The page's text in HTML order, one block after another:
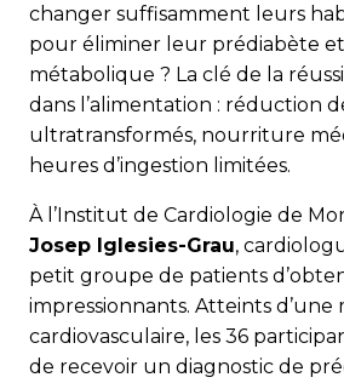
changer suffisamment leurs
pour éliminer leur prédiabète
métabolique ? La clé de la
dans l’alimentation : réduction
ultratransformés, nourriture
heures d’ingestion limitées.
À l’Institut de Cardiologie de
Josep Iglesies-Grau,
petit groupe de patients
impressionnants. Atteints d’une
cardiovasculaire, les 36
de recevoir un diagnostic de